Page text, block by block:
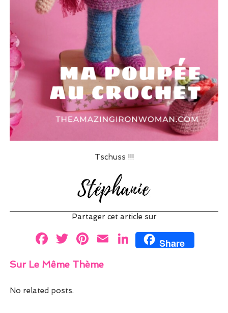
Tschuss !!!
Partager cet article sur
F
a
ce
b
T
w
itt
er
Pi
er
E Li
Share
Sur Le Même Thème
No related posts.